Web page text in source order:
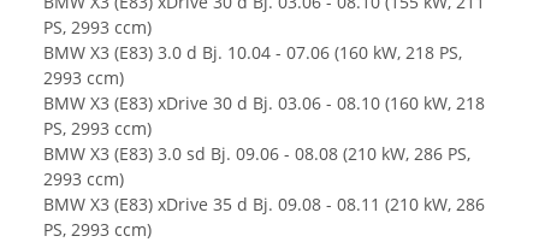
PS, 2993 ccm)
BMW X3 (E83) 3.0 d Bj. 10.04 - 07.06 (160 kW, 218 PS,
2993 ccm)
BMW X3 (E83) xDrive 30 d Bj. 03.06 - 08.10 (160 kW, 218
PS, 2993 ccm)
BMW X3 (E83) 3.0 sd Bj. 09.06 - 08.08 (210 kW, 286 PS,
2993 ccm)
BMW X3 (E83) xDrive 35 d Bj. 09.08 - 08.11 (210 kW, 286
PS, 2993 ccm)